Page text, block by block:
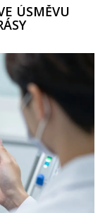
ÚSMĚVU